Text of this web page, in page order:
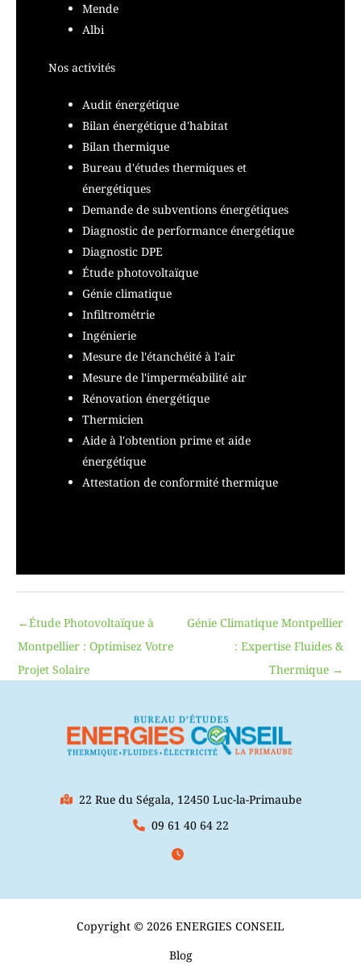
Mende
Albi
Nos activités
Audit énergétique
Bilan énergétique d'habitat
Bilan thermique
Bureau d'études thermiques et
énergétiques
Demande de subventions énergétiques
Diagnostic de performance énergétique
Diagnostic DPE
Étude photovoltaïque
Génie climatique
Infiltrométrie
Ingénierie
Mesure de l'étanchéité à l'air
Mesure de l'imperméabilité air
Rénovation énergétique
Thermicien
Aide à l'obtention prime et aide
énergétique
Attestation de conformité thermique
←Étude Photovoltaïque à
Montpellier : Optimisez Votre
Projet Solaire
Génie Climatique Montpellier
: Expertise Fluides &
Thermique →
22 Rue du Ségala, 12450 Luc-la-Primaube
09 61 40 64 22
Copyright © 2026 ENERGIES CONSEIL
Blog